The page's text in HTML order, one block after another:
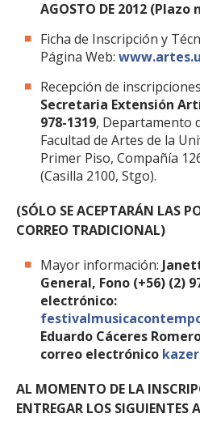
AGOSTO DE 2012
Ficha de Inscripción y
Página Web:
Recepción de
Secretaria Extensión
978-1319, Departamento
Facultad de Artes de la
Primer Piso, Compañía
(Casilla 2100, Stgo).
(SÓLO SE ACEPTARÁN LAS
CORREO TRADICIONAL)
Mayor información:
General, Fono (+56) (2)
electrónico:
Eduardo Cáceres
correo electrónico
AL MOMENTO DE LA
ENTREGAR LOS SIGUIENTES